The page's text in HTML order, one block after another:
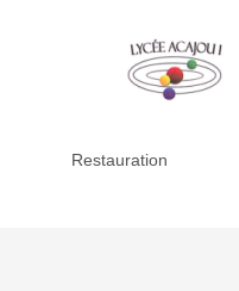
Restauration